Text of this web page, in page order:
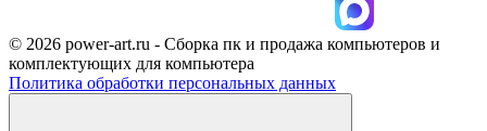
© 2026 power-art.ru - Сборка пк и продажа компьютеров и
комплектующих для компьютера
Политика обработки персональных данных